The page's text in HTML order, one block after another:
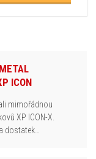
ICON
mimořádnou
XP ICON-X.
dostatek…